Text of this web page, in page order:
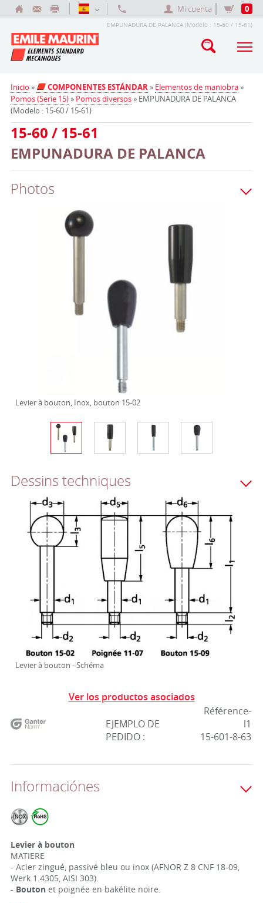
Mi cuenta 0
EMPUNADURA DE PALANCA (Modelo : 15-60 / 15-61)
Inicio » COMPONENTES ESTÁNDAR» Elementos de maniobra»
Pomos (Serie 15)» Pomos diversos» EMPUNADURA DE PALANCA
(Modelo : 15-60 / 15-61)
15-60 / 15-61
EMPUNADURA DE PALANCA
Photos
Levier à bouton, Inox, bouton 15-02
Dessins techniques
Levier à bouton - Schéma
Ver los productos asociados
EJEMPLO DE
PEDIDO :
Référence-
l1
15-601-8-63
Informaciónes
Levier à bouton
MATIERE
- Acier zingué, passivé bleu ou inox (AFNOR Z 8 CNF 18-09,
Werk 1.4305, AISI 303).
- Boutonet poignée en bakélite noire.